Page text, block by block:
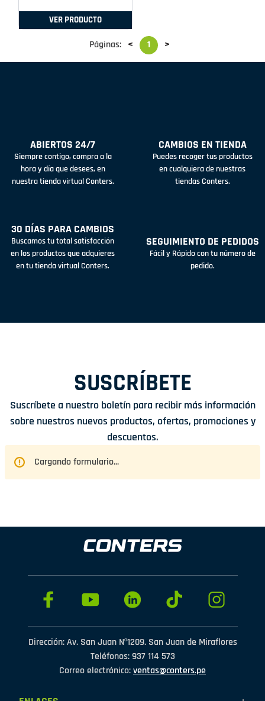
VER PRODUCTO
Páginas: < 1 >
ABIERTOS 24/7
Siempre contigo, compra a la
hora y día que desees, en
nuestra tienda virtual Conters.
CAMBIOS EN TIENDA
Puedes recoger tus productos
en cualquiera de nuestras
tiendas Conters.
30 DÍAS PARA CAMBIOS
Buscamos tu total satisfacción
en los productos que adquieres
en tu tienda virtual Conters.
SEGUIMIENTO DE PEDIDOS
Fácil y Rápido con tu número de
pedido.
SUSCRÍBETE
Suscríbete a nuestro boletín para recibir más información
sobre nuestros nuevos productos, ofertas, promociones y
descuentos.
Cargando formulario...
Dirección: Av. San Juan Nº1209. San Juan de Miraflores
Teléfonos: 937 114 573
Correo electrónico:ventas@conters.pe